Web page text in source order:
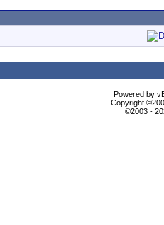
Powered by
Copyright
©2003 -